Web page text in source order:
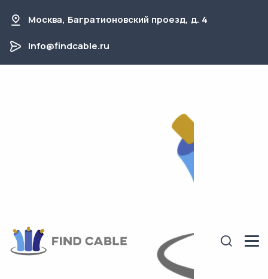
Москва, Багратионовский проезд, д. 4
info@findcable.ru